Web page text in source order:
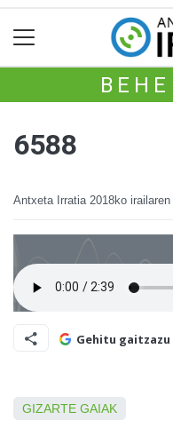
6588
Antxeta Irratia 2018ko irailaren
Gehitu gaitzazu
GIZARTE GAIAK